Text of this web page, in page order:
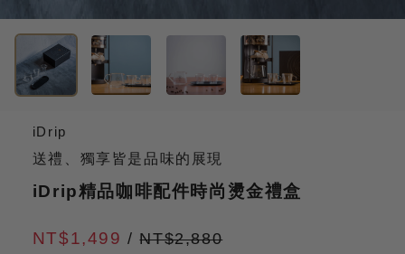
iDrip
送禮、獨享皆是品味的展現
iDrip精品咖啡配件時尚燙金禮盒
NT$1,499/NT$2,880